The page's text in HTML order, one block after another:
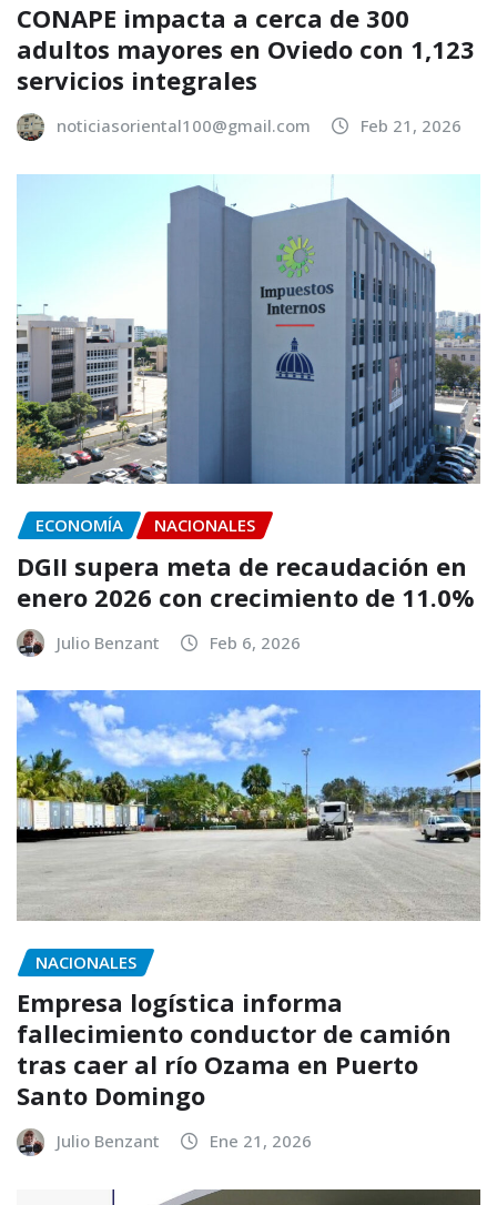
CONAPE impacta a cerca de 300
adultos mayores en Oviedo con 1,123
servicios integrales
noticiasoriental100@gmail.com Feb 21, 2026
ECONOMÍA NACIONALES
DGII supera meta de recaudación en
enero 2026 con crecimiento de 11.0%
Julio Benzant Feb 6, 2026
NACIONALES
Empresa logística informa
fallecimiento conductor de camión
tras caer al río Ozama en Puerto
Santo Domingo
Julio Benzant Ene 21, 2026